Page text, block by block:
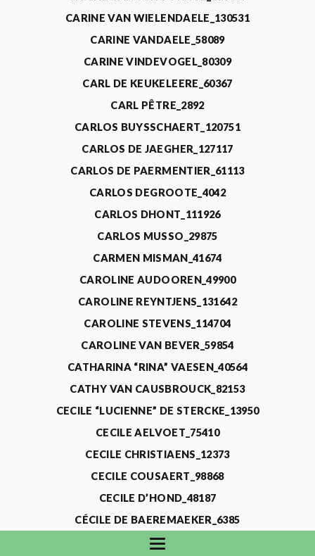
CARINE VAN WIELENDAELE_130531
CARINE VANDAELE_58089
CARINE VINDEVOGEL_80309
CARL DE KEUKELEERE_60367
CARL PÊTRE_2892
CARLOS BUYSSCHAERT_120751
CARLOS DE JAEGHER_127117
CARLOS DE PAERMENTIER_61113
CARLOS DEGROOTE_4042
CARLOS DHONT_111926
CARLOS MUSSO_29875
CARMEN MISMAN_41674
CAROLINE AUDOOREN_49900
CAROLINE REYNTJENS_131642
CAROLINE STEVENS_114704
CAROLINE VAN BEVER_59854
CATHARINA “RINA” VAESEN_40564
CATHY VAN CAUSBROUCK_82153
CECILE “LUCIENNE” DE STERCKE_13950
CECILE AELVOET_75410
CECILE CHRISTIAENS_12373
CECILE COUSAERT_98868
CECILE D’HOND_48187
CÉCILE DE BAEREMAEKER_6385
CECILE DE WAELE_4731